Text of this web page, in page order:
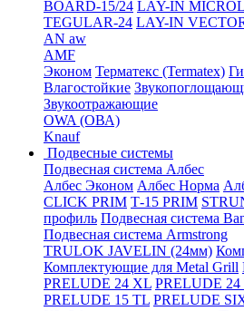
BOARD-15/24 LAY-IN
TEGULAR-24 LAY-IN
AN aw
AMF
Эконом Терматекс (Termatex)
Влагостойкие
Звукоотражающие
OWA (ОВА)
Knauf
Подвесные системы
Подвесная система Албес
Албес Эконом Албес Норма
CLICK PRIM Т-15 PRIM
профиль Подвесная система
Подвесная система Armstrong
TRULOK JAVELIN (24мм)
Комплектующие для Metal Grill
PRELUDE 24 XL PRELUDE
PRELUDE 15 TL PRELUDE